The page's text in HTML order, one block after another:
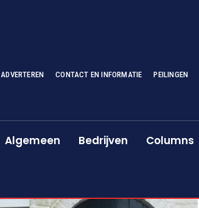
ADVERTEREN CONTACT EN INFORMATIE PEILINGEN
Algemeen Bedrijven Columns